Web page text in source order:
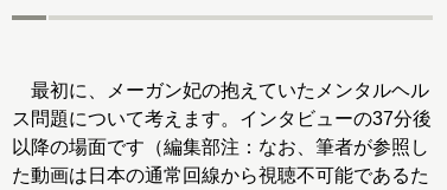
最初に、メーガン妃の抱えていたメンタルヘル
ス問題について考えます。インタビューの37分後
以降の場面です（編集部注：なお、筆者が参照し
た動画は日本の通常回線から視聴不可能であるた